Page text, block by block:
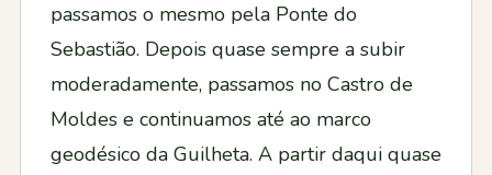
passamos o mesmo pela Ponte do
Sebastião. Depois quase sempre a subir
moderadamente, passamos no Castro de
Moldes e continuamos até ao marco
geodésico da Guilheta. A partir daqui quase